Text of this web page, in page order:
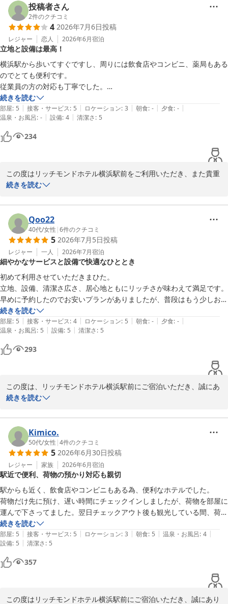
満足いただけたご様子で、大変嬉しく存じます。
一方で、エレベーターの待ち時間に関しまして、ご不便をおかけし
申し訳ございませんでした。当日は多くのお客様のご利用が重な
り、ご不快な思いをさせてしまいましたこと、心よりお詫び申し上
げます。時間帯によっては混雑してしまいますので、特定の時間を
避けてのご利用にご協力いただいております。
お客様のまたのお越しを心よりお待ちしております。
リッチモンドホテル横浜駅前
リッチモンドホテル横浜駅前
投稿者さん
2件のクチコミ
4 2026年7月6日投稿
レジャー 恋人 2026年6月宿泊
立地と設備は最高！
横浜駅から歩いてすぐですし、周りには飲食店やコンビニ、薬局もある
のでとても便利です。
従業員の方の対応も丁寧でした。
お部屋も十分な広さで、バストイレ別、洗面台も独立していて過ごしや
すかったです。
ただ、これはホテルが悪い訳ではないのですがたまたまサッカーW杯の
初戦の日で、ホテル前にあるHUBで観戦していたらしく夜中に大声が
続きを読む
部屋: 5 | 接客・サービス: 5 | ロケーション: 3 | 朝食: - | 夕食: - |
温泉・お風呂: - | 設備: 4 | 清潔さ: 5
234
この度はリッチモンドホテル横浜駅前をご利用いただき、また貴重
なご感想をお寄せいただき誠にありがとうございます。
横浜駅からのアクセスや周辺の利便性、スタッフの対応、お部屋の
広さやバス・トイレ別、独立洗面台などにつきましてご満足いただ
けたとのお言葉を頂戴し、大変嬉しく拝読いたしました。
一方で、当日はサッカー観戦による周辺の賑わいのため、夜間の騒
音でゆっくりお休みいただけなかったとのこと、誠に心苦しく存じ
ます。
ホテルの設備に起因するものではないとはいえ、ご滞在中にご不便
をおかけしましたことを残念に思っております。
今後もお客様により快適にお過ごしいただけるよう努めてまいりま
すので、また横浜へお越しの際にはぜひ当ホテルをご利用いただけ
ますと幸いです。
スタッフ一同、心よりお待ちしております。
リッチモンドホテル横浜駅前
続きを読む
Qoo22
40代/女性 |6件のクチコミ
5 2026年7月5日投稿
レジャー 一人 2026年7月宿泊
細やかなサービスと設備で快適なひととき
初めて利用させていただきまひた。
立地、設備、清潔さ広さ、居心地ともにリッチさが味わえて満足です。
早めに予約したのでお安いプランがありましたが、普段はもう少しお高
めだと知り、それはそれで納得のクオリティです。
LEDライト付きの鏡があったり、茶葉やドリップコーヒーもいただけた
り、各階に熱湯、お水が汲めるウォーターサーバーがあったり、バスソ
ルトもいただけたり小技が効いていて、部屋で快適に過ごせました。ま
た利用したいです。
続きを読む
部屋: 5 | 接客・サービス: 4 | ロケーション: 5 | 朝食: - | 夕食: - |
温泉・お風呂: 5 | 設備: 5 | 清潔さ: 5
293
この度は、リッチモンドホテル横浜駅前にご宿泊いただき、誠にあ
りがとうございます。
数あるホテルの中から当ホテルをお選びいただき、また設備やサー
ビスに関しまして大変温かいお言葉を頂戴し、スタッフ一同大変嬉
しく存じます。
客室の備品やアメニティ、また各階のウォーターサーバーなど、細
かな点までお気に召していただけたようで何よりでございます。お
客様に快適にお過ごしいただけるよう、今後もサービスの向上に努
めてまいります。
当ホテルは横浜駅きた西口より徒歩２分、横浜駅西口より徒歩４分
と、駅からのアクセスも良く、多くのお客様にご好評いただいてお
ります。
また横浜へお越しの際は、ぜひ当ホテルをご利用くださいませ。お
客様のまたのお越しを心よりお待ち申し上げております。
フロントスタッフ
続きを読む
Kimico.
50代/女性 |4件のクチコミ
5 2026年6月30日投稿
レジャー 家族 2026年6月宿泊
駅近で便利、荷物の預かり対応も親切
駅からも近く、飲食店やコンビニもある為、便利なホテルでした。
荷物だけ先に預け、遅い時間にチェックインしましたが、荷物を部屋に
運んで下さってました。翌日チェックアウト後も観光している間、荷物
を預かってくれましたし、とてもありがたかったです。
横浜に来る際はまた利用したいと思います。
続きを読む
部屋: 5 | 接客・サービス: 5 | ロケーション: 3 | 朝食: 5 | 温泉・お風呂: 4 |
設備: 5 | 清潔さ: 5
357
この度はリッチモンドホテル横浜駅前にご宿泊いただき、誠にあり